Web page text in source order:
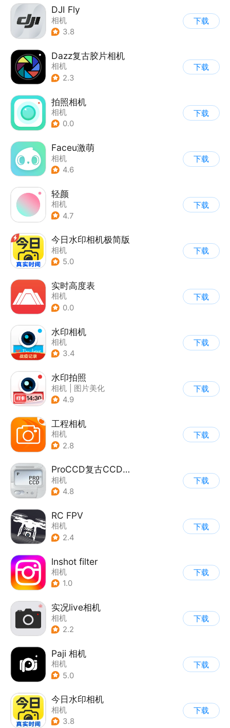
DJI Fly
相机
3.8
下载
Dazz复古胶片相机
相机
2.3
下载
拍照相机
相机
0.0
下载
Faceu激萌
相机
4.6
下载
轻颜
相机
4.7
下载
今日水印相机极简版
相机
5.0
下载
实时高度表
相机
0.0
下载
水印相机
相机
3.4
下载
水印拍照
相机
图片美化
4.9
下载
工程相机
相机
2.8
下载
ProCCD复古CCD相机
相机
4.8
下载
RC FPV
相机
2.4
下载
lnshot filter
相机
1.0
下载
实况live相机
相机
2.2
下载
Paji 相机
相机
5.0
下载
今日水印相机
相机
3.8
下载